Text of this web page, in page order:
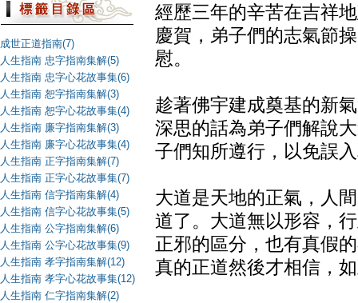
成世正道指南(7)
人生指南 忠字指南集解(5)
人生指南 忠字心花故事集(6)
人生指南 恕字指南集解(3)
人生指南 恕字心花故事集(4)
人生指南 廉字指南集解(3)
人生指南 廉字心花故事集(4)
人生指南 正字指南集解(7)
人生指南 正字心花故事集(7)
人生指南 信字指南集解(4)
人生指南 信字心花故事集(5)
人生指南 公字指南集解(6)
人生指南 公字心花故事集(9)
人生指南 孝字指南集解(12)
人生指南 孝字心花故事集(12)
人生指南 仁字指南集解(2)
經歷三年的辛苦在吉祥
慶賀，弟子們的志氣節
慰。
趁著佛宇建成奠基的新
深思的話為弟子們解說
子們知所遵行，以免誤
大道是天地的正氣，人
道了。大道無以形容，
正邪的區分，也有真假
真的正道然後才相信，